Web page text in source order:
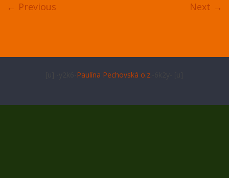
← Previous Next →
Paulína Pechovská o.z.